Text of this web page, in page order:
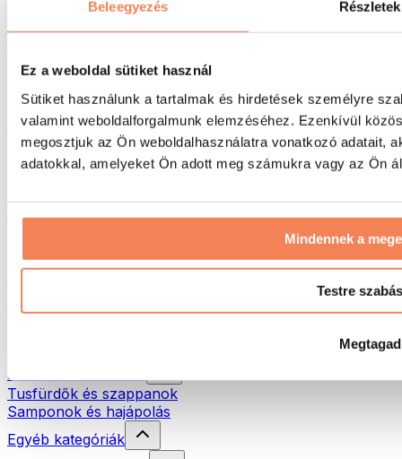
Beleegyezés Részletek
Ez a weboldal sütiket használ
Sütiket használunk a tartalmak és hirdetések személyre
valamint weboldalforgalmunk elemzéséhez. Ezenkívül
megosztjuk az Ön weboldalhasználatra vonatkozó adatait,
adatokkal, amelyeket Ön adott meg számukra vagy az Ön
Mindennek a
Testre szabás
Megtagad
Táskák & hátizsákok
Hátizsákok
Futás
Küzdősportok
Kerékpározás
Jóga és pilates
Úszás
Túrázás
Vörösfény-terápia
Öko háztartás
Natúrkozmetikumok
Tusfürdők és szappanok
Samponok és hajápolás
Egyéb kategóriák